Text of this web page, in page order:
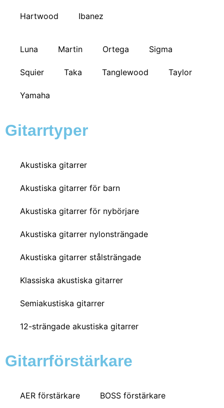
Hartwood Ibanez
Luna Martin Ortega Sigma
Squier Taka Tanglewood Taylor
Yamaha
Gitarrtyper
Akustiska gitarrer
Akustiska gitarrer för barn
Akustiska gitarrer för nybörjare
Akustiska gitarrer nylonsträngade
Akustiska gitarrer stålsträngade
Klassiska akustiska gitarrer
Semiakustiska gitarrer
12-strängade akustiska gitarrer
Gitarrförstärkare
AER förstärkare BOSS förstärkare